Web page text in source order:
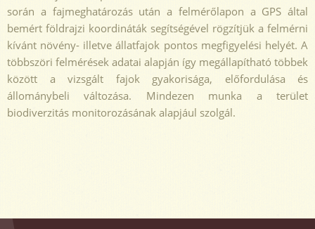
során a fajmeghatározás után a felmérőlapon a GPS által
bemért földrajzi koordináták segítségével rögzítjük a felmérni
kívánt növény- illetve állatfajok pontos megfigyelési helyét. A
többszöri felmérések adatai alapján így megállapítható többek
között a vizsgált fajok gyakorisága, előfordulása és
állománybeli változása. Mindezen munka a terület
biodiverzitás monitorozásának alapjául szolgál.